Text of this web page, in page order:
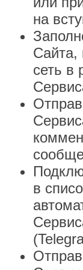
на
Сайта,
сеть в
в